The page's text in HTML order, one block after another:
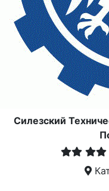
Силезский